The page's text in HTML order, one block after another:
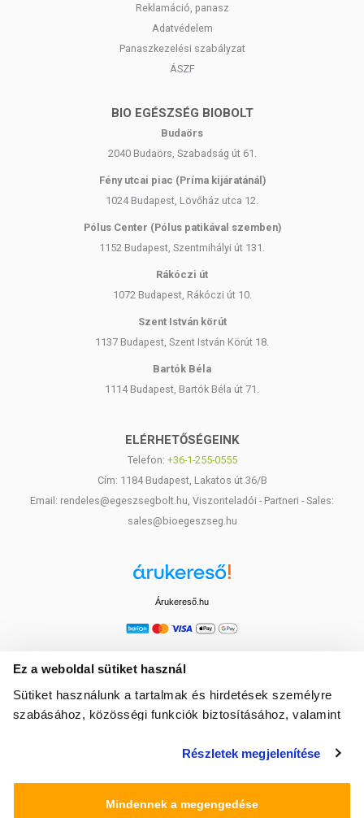
Ez a weboldal sütiket használ
Sütiket használunk a tartalmak és hirdetések személyre
szabásához, közösségi funkciók biztosításához, valamint
média-, hirdető- és elemező partnereinkkel megosztjuk az
amelyeket Ön adott meg számukra vagy az Ön által
Részletek megjelenítése
Mindennek a megengedése
Reklamáció, panasz
Adatvédelem
Panaszkezelési szabályzat
ÁSZF
BIO EGÉSZSÉG BIOBOLT
Budaörs
2040 Budaörs, Szabadság út 61.
Fény utcai piac (Príma kijáratánál)
1024 Budapest, Lövőház utca 12.
Pólus Center (Pólus patikával szemben)
1152 Budapest, Szentmihályi út 131.
Rákóczi út
1072 Budapest, Rákóczi út 10.
Szent István körút
1137 Budapest, Szent István Körút 18.
Bartók Béla
1114 Budapest, Bartók Béla út 71.
ELÉRHETŐSÉGEINK
Telefon: +36-1-255-0555
Cím: 1184 Budapest, Lakatos út 36/B
Email: rendeles@egeszsegbolt.hu, Viszonteladói - Partneri - Sales:
sales@bioegeszseg.hu
Árukereső.hu